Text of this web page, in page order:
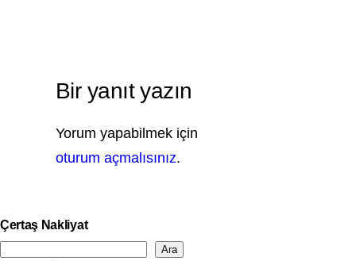
Bir yanıt yazın
Yorum yapabilmek için
oturum açmalısınız.
Çertaş Nakliyat
Ara